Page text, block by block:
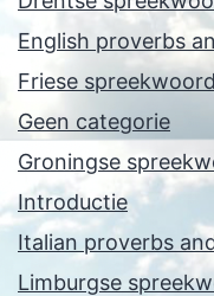
English proverbs
Friese
Geen categorie
Groningse
Introductie
Italian proverbs
Limburgse